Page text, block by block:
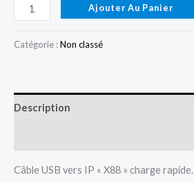
Ajouter Au Panier
Catégorie :Non classé
Description
Câble USB vers IP « X88 » charge rapide.